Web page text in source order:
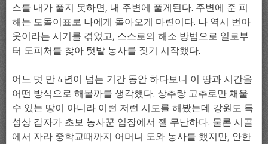
스를 내가 풀지 못하면, 내 주변에 풀게된다. 주변에 준 피
해는 도돌이표로 나에게 돌아오게 마련이다. 나 역시 번아
웃이라는 시기를 겪었고, 스스로의 해소 방법으로 일로부
터 도피처를 찾아 텃밭 농사를 짓기 시작했다.
어느 덧 만 4년이 넘는 기간 동안 하다보니 이 땅과 시간을
어떤 방식으로 해볼까를 생각했다. 상추랑 고추로만 채울
수 있는 땅이 아니라 이런 저런 시도를 해봤는데 강원도 특
성상 감자가 초보 농사꾼 입장에서 젤 무난하다. 물론 시골
에서 자라 중학교때까지 어머니 도와 농사를 했지만, 안한